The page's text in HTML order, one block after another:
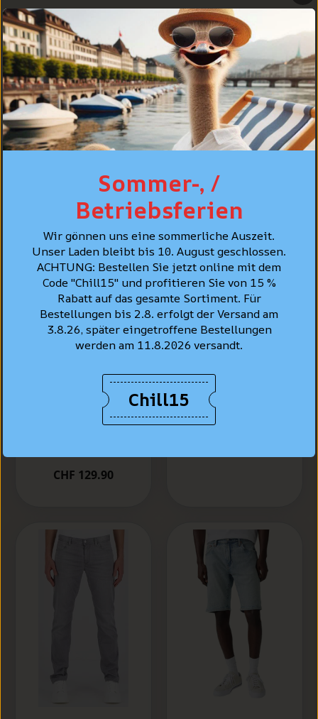
COUPE
SOINS
CONSEIL PERSONNALISÉ
MEILLEURES VENTES
Levi's® 502™
Taper Jeans, bleu
CHF 129.90
LEVI'S® Jeans Shirt
Standard Fit, Bleu
clair "Esta Noche"
Sommer-, /
Betriebsferien
Wir gönnen uns eine sommerliche Auszeit.
Unser Laden bleibt bis 10. August geschlossen.
ACHTUNG: Bestellen Sie jetzt online mit dem
Code "Chill15" und profitieren Sie von 15 %
Rabatt auf das gesamte Sortiment. Für
Bestellungen bis 2.8. erfolgt der Versand am
3.8.26, später eingetroffene Bestellungen
werden am 11.8.2026 versandt.
Chill15